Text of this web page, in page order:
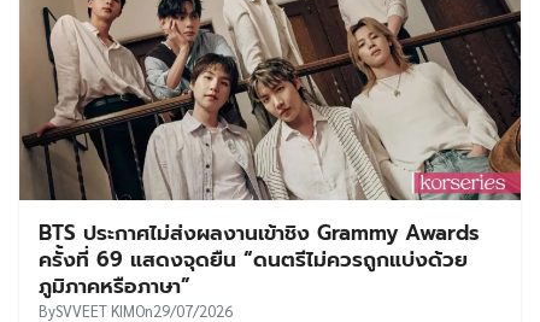
BTS ประกาศไม่ส่งผลงานเข้าชิง Grammy Awards
ครั้งที่ 69 แสดงจุดยืน “ดนตรีไม่ควรถูกแบ่งด้วย
ภูมิภาคหรือภาษา”
BySVVEET KIMOn29/07/2026